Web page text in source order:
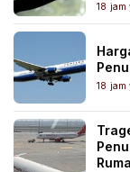
18 jam
18 jam